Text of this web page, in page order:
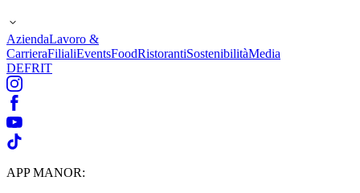
AziendaLavoro &
CarrieraFilialiEventsFoodRistorantiSostenibilitàMedia
DEFRIT
APP MANOR: